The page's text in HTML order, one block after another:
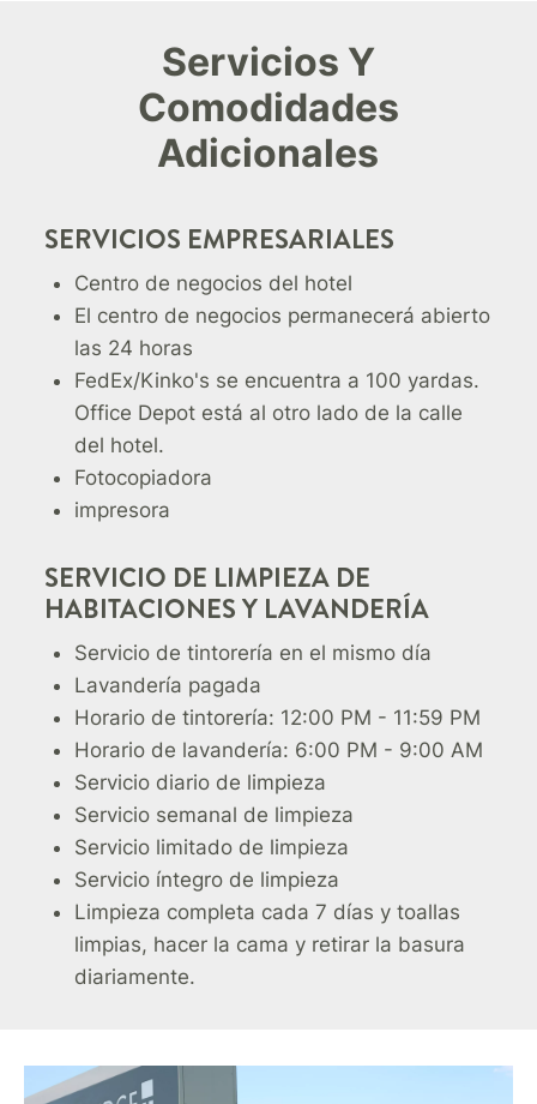
Servicios Y
Comodidades
Adicionales
SERVICIOS EMPRESARIALES
Centro de negocios del hotel
El centro de negocios permanecerá abierto
las 24 horas
FedEx/Kinko's se encuentra a 100 yardas.
Office Depot está al otro lado de la calle
del hotel.
Fotocopiadora
impresora
SERVICIO DE LIMPIEZA DE
HABITACIONES Y LAVANDERÍA
Servicio de tintorería en el mismo día
Lavandería pagada
Horario de tintorería: 12:00 PM - 11:59 PM
Horario de lavandería: 6:00 PM - 9:00 AM
Servicio diario de limpieza
Servicio semanal de limpieza
Servicio limitado de limpieza
Servicio íntegro de limpieza
Limpieza completa cada 7 días y toallas
limpias, hacer la cama y retirar la basura
diariamente.